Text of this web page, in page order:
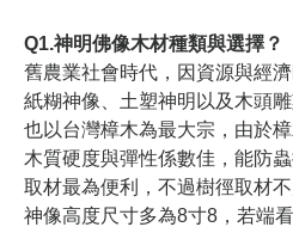
Q1.神明佛像木材種類與選擇？
舊農業社會時代，因資源與經
紙糊神像、土塑神明以及木頭
也以台灣樟木為最大宗，由於
木質硬度與彈性係數佳，能防
取材最為便利，不過樹徑取材
神像高度尺寸多為8寸8，若端